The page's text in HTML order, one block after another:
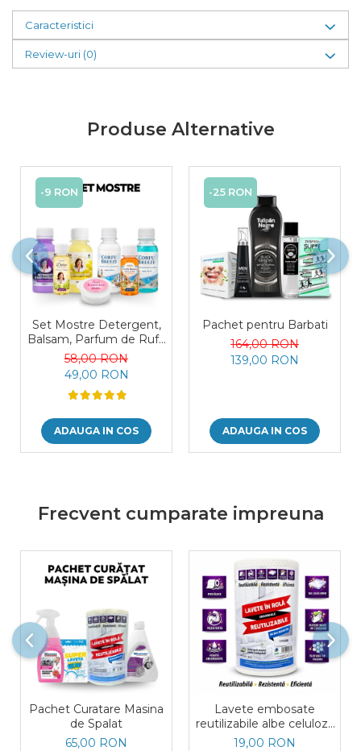
Caracteristici
Review-uri (0)
Produse Alternative
-9 RON
Set Mostre Detergent,
Balsam, Parfum de Rufe
și Sare Înălbire Delia
58,00 RON
49,00 RON
ADAUGA IN COS
-25 RON
Pachet pentru Barbati
164,00 RON
139,00 RON
ADAUGA IN COS
Frecvent cumparate impreuna
Pachet Curatare Masina
de Spalat
65,00 RON
Lavete embosate
reutilizabile albe celuloza
30 x 20 cm rola 50 bucati
19,00 RON